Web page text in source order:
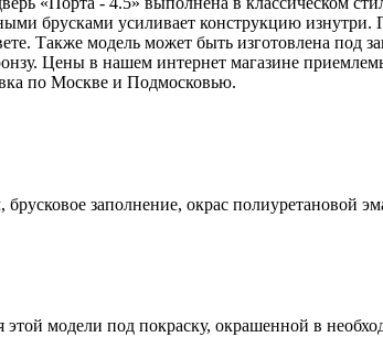
брусками усиливает конструкцию изнутри.
Также модель может быть изготовлена под
Цены в нашем интернет магазине
по Москве и Подмосковью.
заполнение, окрас полиуретановой
этой модели под покраску, окрашенной в